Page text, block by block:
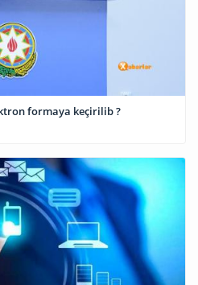
formaya keçirilib ?